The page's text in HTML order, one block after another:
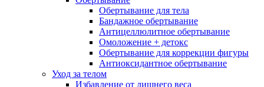
Обертывание для тела
Бандажное обертывание
Антицеллюлитное обертывание
Омоложение + детокс
Обертывание для коррекции фигуры
Антиоксидантное обертывание
Уход за телом
Избавление от лишнего веса